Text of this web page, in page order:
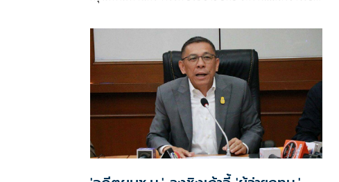
ภายใต้แคมเปญ “เมืองฟ้าอมร... and more” โดยมุ่งเน้นการ
แก้ปัญหาเชิงโครงสร้างแบบบูรณาการ พลิกโฉมการบริหาร
งานของ กทม. จากการแก้ปัญหาเฉพาะหน้า สู่การเป็น
องค์กรที่เชื่อมโยงทุกมิติของเมืองเข้าด้วยกัน เพื่อให้ชาว
กรุงเทพฯ มีคุณภาพชีวิตที่ดีขึ้นในทุกด้าน